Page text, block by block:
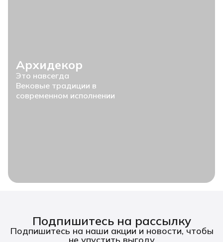
Архидекор
Это навсегда
Вековые традиции в
современном исполнении
Подпишитесь на рассылку
Подпишитесь на наши акции и новости, чтобы